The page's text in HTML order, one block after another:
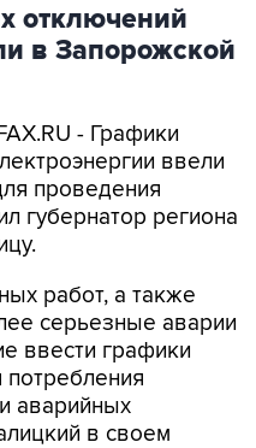
отключений
в Запорожской
- Графики
ввели
проведения
губернатор региона
работ, а также
серьезные аварии
ввести графики
аварийных
в своем